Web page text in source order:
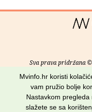
Sva prava pridržana
Mvinfo.hr koristi
vam pružio bolje
Nastavkom
slažete se sa